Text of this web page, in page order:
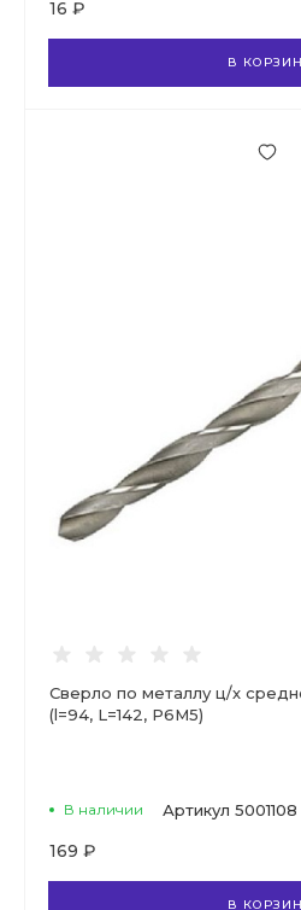
16 ₽
В
Сверло по металлу ц/х
(l=94, L=142, Р6М5)
В наличии Артикул 5001108
169 ₽
В